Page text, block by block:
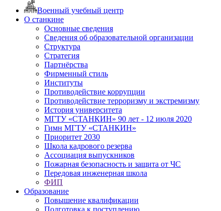
Военный учебный центр
О станкине
Основные сведения
Сведения об образовательной организации
Структура
Стратегия
Партнёрства
Фирменный стиль
Институты
Противодействие коррупции
Противодействие терроризму и экстремизму
История университета
МГТУ «СТАНКИН» 90 лет - 12 июля 2020
Гимн МГТУ «СТАНКИН»
Приоритет 2030
Школа кадрового резерва
Ассоциация выпускников
Пожарная безопасность и защита от ЧС
Передовая инженерная школа
ФИП
Образование
Повышение квалификации
Подготовка к поступлению